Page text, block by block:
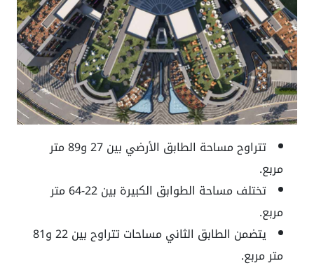
تتراوح مساحة الطابق الأرضي بين 27 و89 متر
مربع.
تختلف مساحة الطوابق الكبيرة بين 22-64 متر
مربع.
يتضمن الطابق الثاني مساحات تتراوح بين 22 و81
متر مربع.